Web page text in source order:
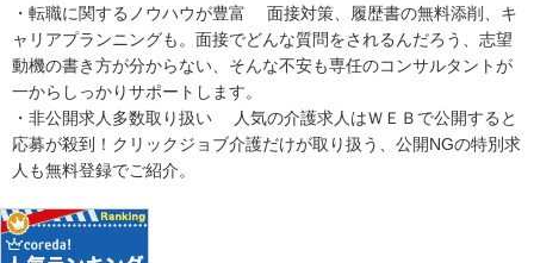
・転職に関するノウハウが豊富 面接対策、履歴書の無料添削、キ
ャリアプランニングも。面接でどんな質問をされるんだろう、志望
動機の書き方が分からない、そんな不安も専任のコンサルタントが
一からしっかりサポートします。
・非公開求人多数取り扱い 人気の介護求人はＷＥＢで公開すると
応募が殺到！クリックジョブ介護だけが取り扱う、公開NGの特別求
人も無料登録でご紹介。